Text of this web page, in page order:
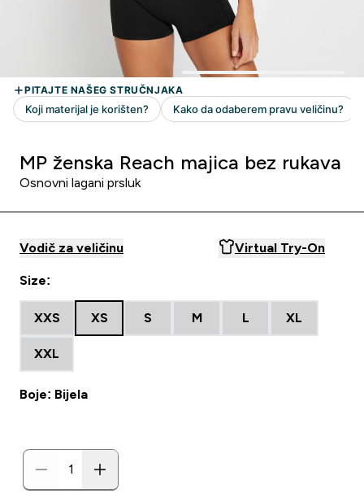
MP ženska Reach majica bez rukava
Osnovni lagani prsluk
Vodič za veličinu Virtual Try-On
Size:
XXS XS S M L XL
XXL
Boje: Bijela